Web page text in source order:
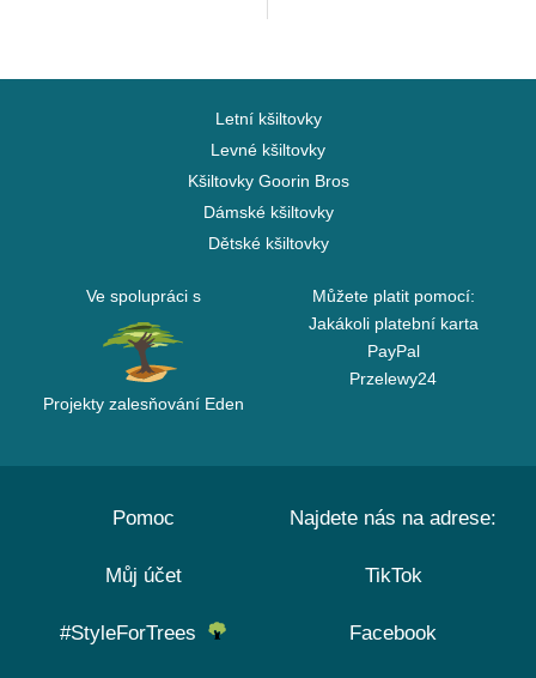
Letní kšiltovky
Levné kšiltovky
Kšiltovky Goorin Bros
Dámské kšiltovky
Dětské kšiltovky
Ve spolupráci s
Projekty zalesňování Eden
Můžete platit pomocí:
Jakákoli platební karta
PayPal
Przelewy24
Pomoc
Můj účet
#StyleForTrees
Najdete nás na adrese:
TikTok
Facebook